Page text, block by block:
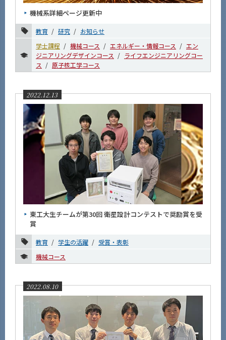
機械系詳細ページ更新中
教育 研究
お知らせ
学士課程
機械コース エネルギー・情報コース
エン
ジニアリングデザインコース
ライフエンジニアリングコー
ス
原子核工学コース
2022.12.13
東工大生チームが第30回 衛星設計コンテストで奨励賞を受
賞
教育 学生の活躍
受賞・表彰
機械コース
2022.08.10